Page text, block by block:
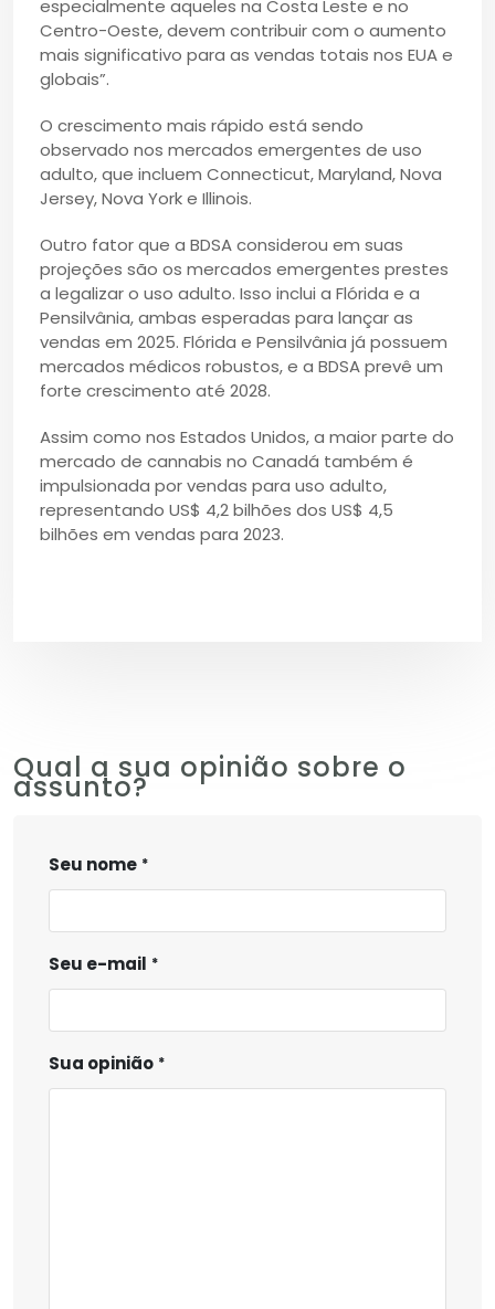
especialmente aqueles na Costa Leste e no
Centro-Oeste, devem contribuir com o aumento
mais significativo para as vendas totais nos EUA e
globais”.
O crescimento mais rápido está sendo
observado nos mercados emergentes de uso
adulto, que incluem Connecticut, Maryland, Nova
Jersey, Nova York e Illinois.
Outro fator que a BDSA considerou em suas
projeções são os mercados emergentes prestes
a legalizar o uso adulto. Isso inclui a Flórida e a
Pensilvânia, ambas esperadas para lançar as
vendas em 2025. Flórida e Pensilvânia já possuem
mercados médicos robustos, e a BDSA prevê um
forte crescimento até 2028.
Assim como nos Estados Unidos, a maior parte do
mercado de cannabis no Canadá também é
impulsionada por vendas para uso adulto,
representando US$ 4,2 bilhões dos US$ 4,5
bilhões em vendas para 2023.
Qual a sua opinião sobre o
assunto?
Seu nome
Seu e-mail
Sua opinião